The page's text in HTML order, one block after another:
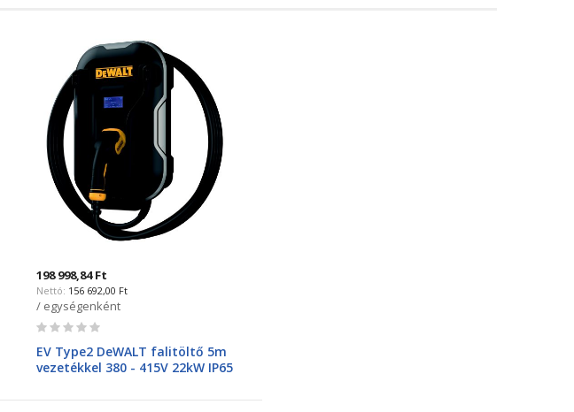
198 998,84 Ft
156 692,00 Ft
/ egységenként
Rating:
EV Type2 DeWALT falitöltő 5m
vezetékkel 380 - 415V 22kW IP65